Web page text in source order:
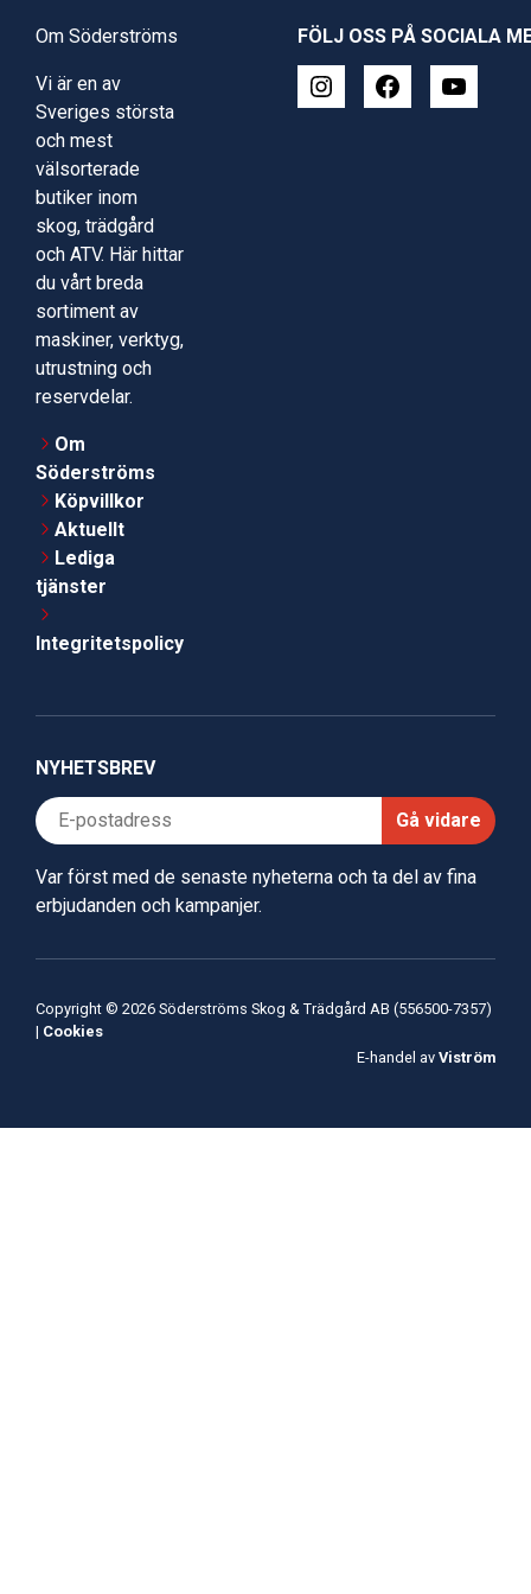
Om Söderströms
Vi är en av
Sveriges största
och mest
välsorterade
butiker inom
skog, trädgård
och ATV. Här hittar
du vårt breda
sortiment av
maskiner, verktyg,
utrustning och
reservdelar.
Om
Söderströms
Köpvillkor
Aktuellt
Lediga
tjänster
Integritetspolicy
FÖLJ OSS PÅ SOCIALA
NYHETSBREV
Gå vidare
Var först med de senaste nyheterna och ta del av fina
erbjudanden och kampanjer.
Copyright © 2026 Söderströms Skog & Trädgård AB (556500-7357)
| Cookies
E-handel av Viström